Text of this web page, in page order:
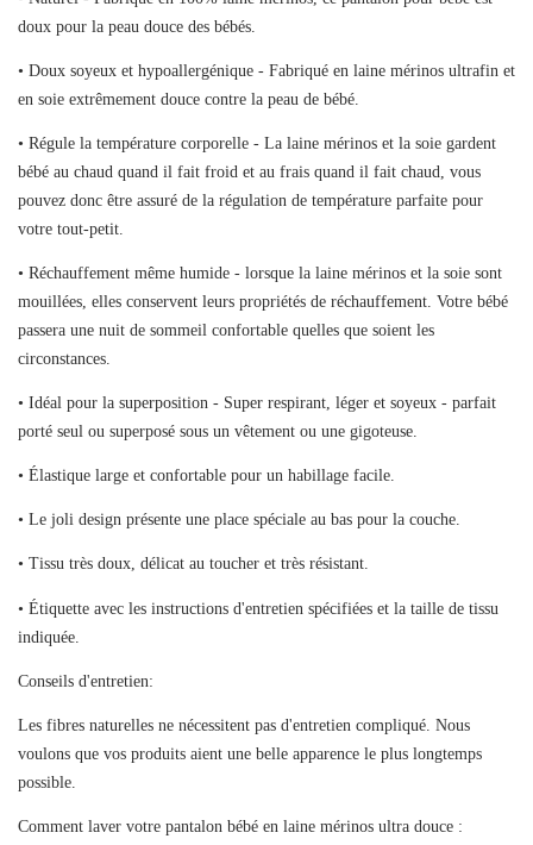
doux pour la peau douce des bébés.
• Doux soyeux et hypoallergénique - Fabriqué en laine mérinos ultrafin et
en soie extrêmement douce contre la peau de bébé.
• Régule la température corporelle - La laine mérinos et la soie gardent
bébé au chaud quand il fait froid et au frais quand il fait chaud, vous
pouvez donc être assuré de la régulation de température parfaite pour
votre tout-petit.
• Réchauffement même humide - lorsque la laine mérinos et la soie sont
mouillées, elles conservent leurs propriétés de réchauffement. Votre bébé
passera une nuit de sommeil confortable quelles que soient les
circonstances.
• Idéal pour la superposition - Super respirant, léger et soyeux - parfait
porté seul ou superposé sous un vêtement ou une gigoteuse.
• Élastique large et confortable pour un habillage facile.
• Le joli design présente une place spéciale au bas pour la couche.
• Tissu très doux, délicat au toucher et très résistant.
• Étiquette avec les instructions d'entretien spécifiées et la taille de tissu
indiquée.
Conseils d'entretien:
Les fibres naturelles ne nécessitent pas d'entretien compliqué. Nous
voulons que vos produits aient une belle apparence le plus longtemps
possible.
Comment laver votre pantalon bébé en laine mérinos ultra douce :